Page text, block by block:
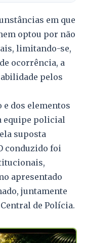
em que
optou por não
limitando-se,
ocorrência, a
pelos
e dos elementos
equipe policial
suposta
conduzido foi
apresentado
juntamente
de Polícia.